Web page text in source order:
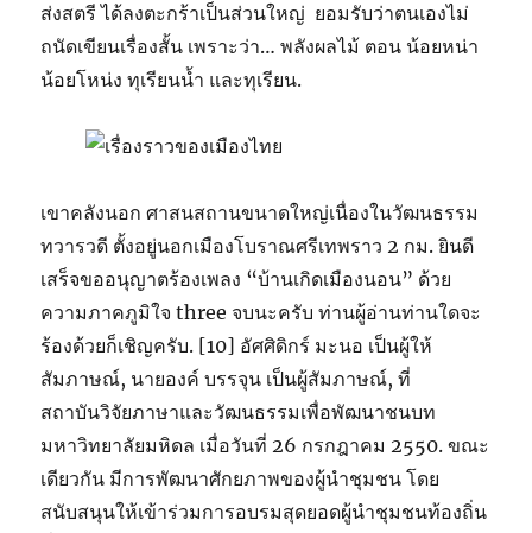
ส่งสตรี ได้ลงตะกร้าเป็นส่วนใหญ่ ยอมรับว่าตนเองไม่
ถนัดเขียนเรื่องสั้น เพราะว่า… พลังผลไม้ ตอน น้อยหน่า
น้อยโหน่ง ทุเรียนน้ำ และทุเรียน.
เขาคลังนอก ศาสนสถานขนาดใหญ่เนื่องในวัฒนธรรม
ทวารวดี ตั้งอยู่นอกเมืองโบราณศรีเทพราว 2 กม. ยินดี
เสร็จขออนุญาตร้องเพลง “บ้านเกิดเมืองนอน” ด้วย
ความภาคภูมิใจ three จบนะครับ ท่านผู้อ่านท่านใดจะ
ร้องด้วยก็เชิญครับ. [10] อัศศิดิกร์ มะนอ เป็นผู้ให้
สัมภาษณ์, นายองค์ บรรจุน เป็นผู้สัมภาษณ์, ที่
สถาบันวิจัยภาษาและวัฒนธรรมเพื่อพัฒนาชนบท
มหาวิทยาลัยมหิดล เมื่อวันที่ 26 กรกฎาคม 2550. ขณะ
เดียวกัน มีการพัฒนาศักยภาพของผู้นำชุมชน โดย
สนับสนุนให้เข้าร่วมการอบรมสุดยอดผู้นำชุมชนท้องถิ่น